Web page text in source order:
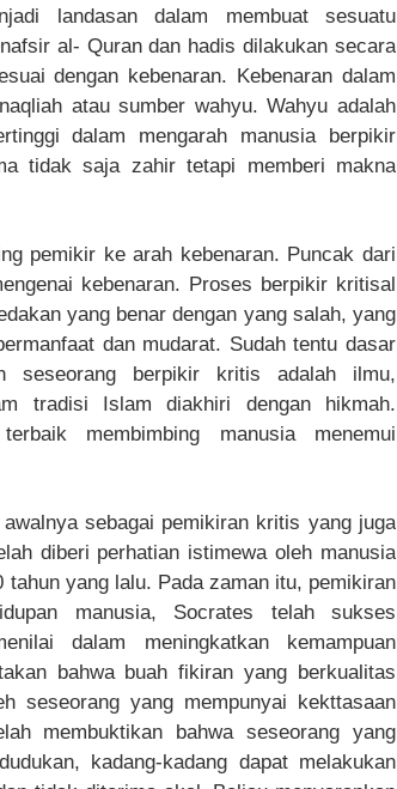
landasan dalam membuat sesuatu
al- Quran dan hadis dilakukan secara
dengan kebenaran. Kebenaran dalam
atau sumber wahyu. Wahyu adalah
dalam mengarah manusia berpikir
tidak saja zahir tetapi memberi makna
pemikir ke arah kebenaran. Puncak dari
kebenaran. Proses berpikir kritisal
yang benar dengan yang salah, yang
dan mudarat. Sudah tentu dasar
seseorang berpikir kritis adalah ilmu,
tradisi Islam diakhiri dengan hikmah.
membimbing manusia menemui
sebagai pemikiran kritis yang juga
diberi perhatian istimewa oleh manusia
yang lalu. Pada zaman itu, pemikiran
manusia, Socrates telah sukses
dalam meningkatkan kemampuan
bahwa buah fikiran yang berkualitas
seseorang yang mempunyai kekttasaan
membuktikan bahwa seseorang yang
kadang-kadang dapat melakukan